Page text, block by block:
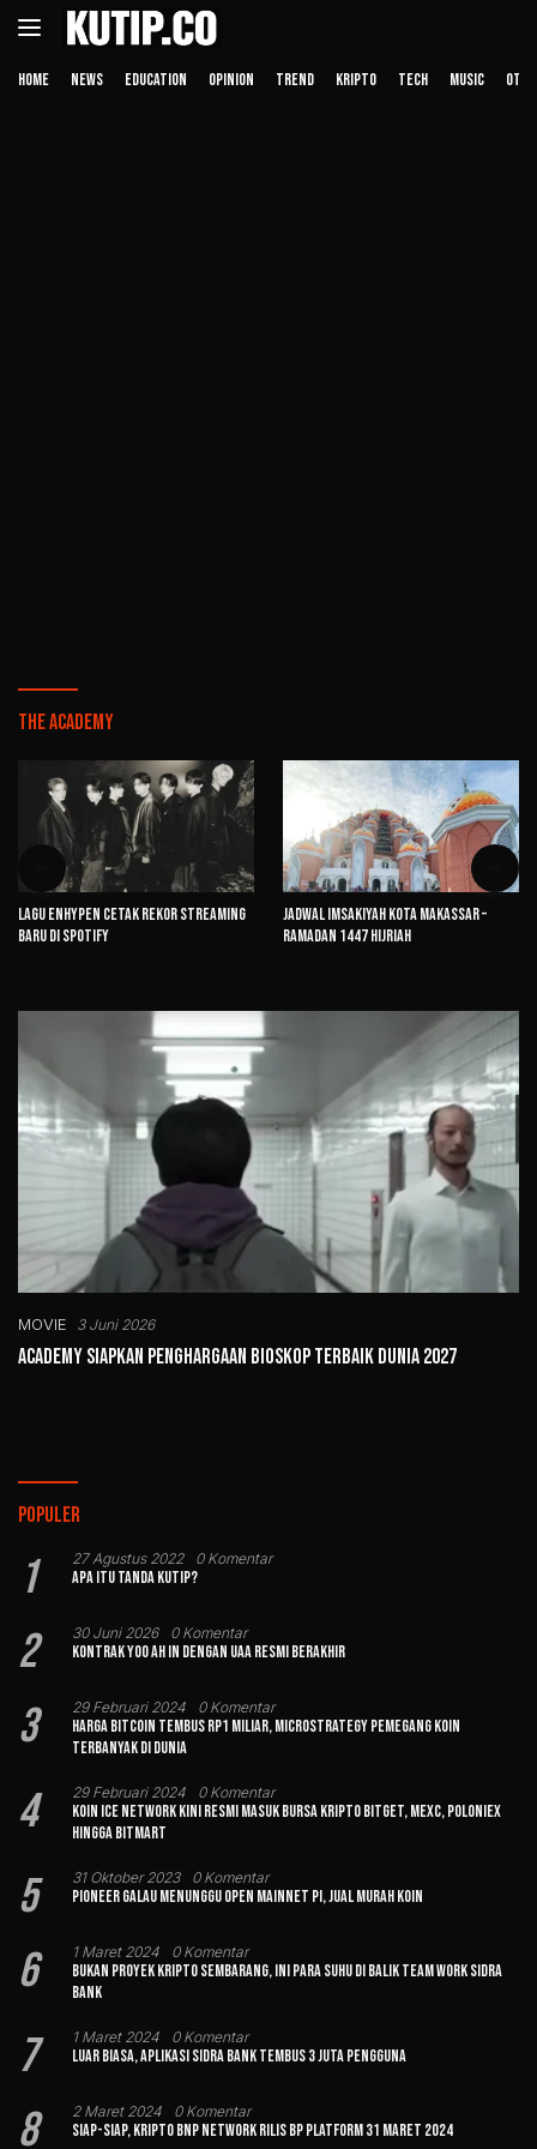
Langsung
HOME NEWS EDUCATION OPINION TREND KRIPTO TECH MUSIC
The Academy
Lagu ENHYPEN Cetak Rekor Streaming
Baru di Spotify
Jadwal Imsakiyah Kota Makassar –
Ramadan 1447 Hijriah
MOVIE 3 Juni 2026
Academy Siapkan Penghargaan Bioskop Terbaik Dunia 2027
Populer
1 27 Agustus 2022 0 Komentar
Apa Itu Tanda Kutip?
2 30 Juni 2026 0 Komentar
Kontrak Yoo Ah In dengan UAA Resmi Berakhir
3 29 Februari 2024 0 Komentar
Harga Bitcoin Tembus Rp1 Miliar, MicroStrategy Pemegang Koin
Terbanyak di Dunia
4 29 Februari 2024 0 Komentar
Koin Ice Network Kini Resmi Masuk Bursa Kripto Bitget, MEXC, Poloniex
hingga BitMart
5 31 Oktober 2023 0 Komentar
Pioneer Galau Menunggu Open Mainnet Pi, Jual Murah Koin
6 1 Maret 2024 0 Komentar
Bukan Proyek Kripto Sembarang, Ini Para Suhu di Balik Team Work Sidra
Bank
7 1 Maret 2024 0 Komentar
Luar Biasa, Aplikasi Sidra Bank Tembus 3 Juta Pengguna
8 2 Maret 2024 0 Komentar
Siap-siap, Kripto BNP Network Rilis BP Platform 31 Maret 2024